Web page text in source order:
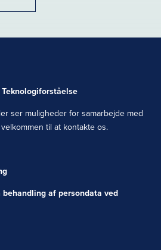
ser muligheder for samarbejde med
til at kontakte os.
af persondata ved